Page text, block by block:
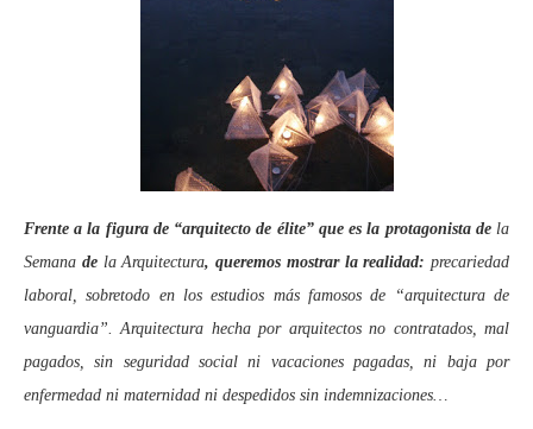
Frente a la figura de “arquitecto de élite” que es la protagonista de la
Semana de la Arquitectura, queremos mostrar la realidad: precariedad
laboral, sobretodo en los estudios más famosos de “arquitectura de
vanguardia”. Arquitectura hecha por arquitectos no contratados, mal
pagados, sin seguridad social ni vacaciones pagadas, ni baja por
enfermedad ni maternidad ni despedidos sin indemnizaciones…